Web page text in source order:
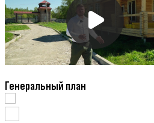
Генеральный план